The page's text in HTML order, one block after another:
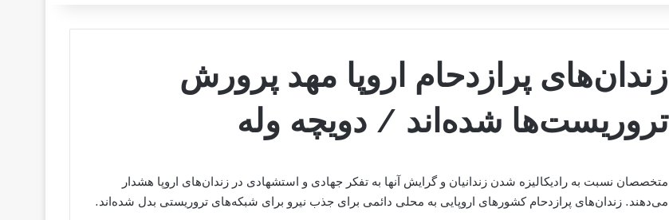
زندان‌های پرازدحام اروپا مهد پرورش
تروریست‌ها شده‌اند / دویچه وله
متخصصان نسبت به رادیکالیزه شدن زندانیان و گرایش آنها به تفکر جهادی و استشهادی در زندان‌های اروپا هشدار
می‌دهند. زندان‌های پرازدحام کشورهای اروپایی به محلی دائمی برای جذب نیرو برای شبکه‌های تروریستی بدل شده‌اند.